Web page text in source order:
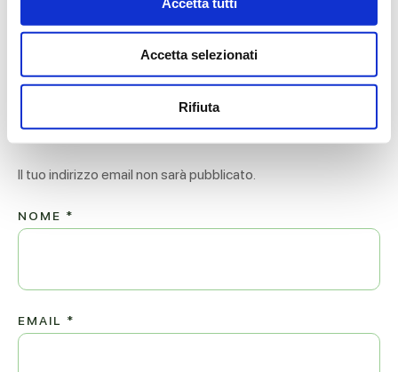
Accetta selezionati
Rifiuta
condoglianze per la scomparsa della vosta cara Irma
Lascia ora un messaggio di vicinanza alla famiglia di IRMA.
Il tuo indirizzo email non sarà pubblicato.
NOME *
EMAIL *